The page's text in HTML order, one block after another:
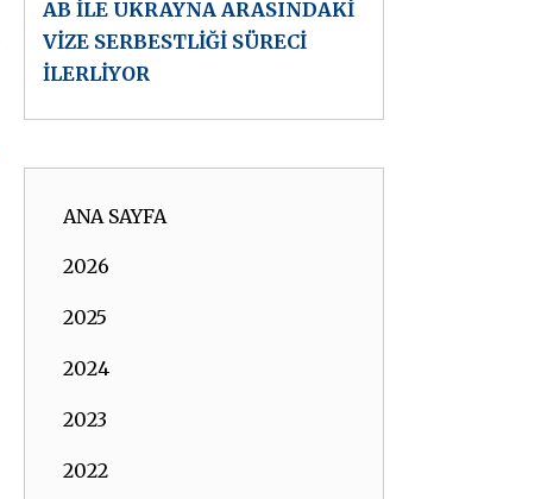
AB İLE UKRAYNA ARASINDAKİ
VİZE SERBESTLİĞİ SÜRECİ
İLERLİYOR
ANA SAYFA
2026
2025
2024
2023
2022